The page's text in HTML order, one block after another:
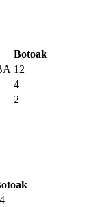
Botoak
12
4
2